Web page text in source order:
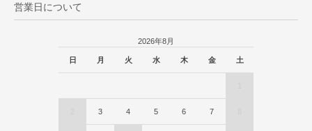
営業日について
2026年8月
日 月 火 水 木 金 土
3 4 5 6 7